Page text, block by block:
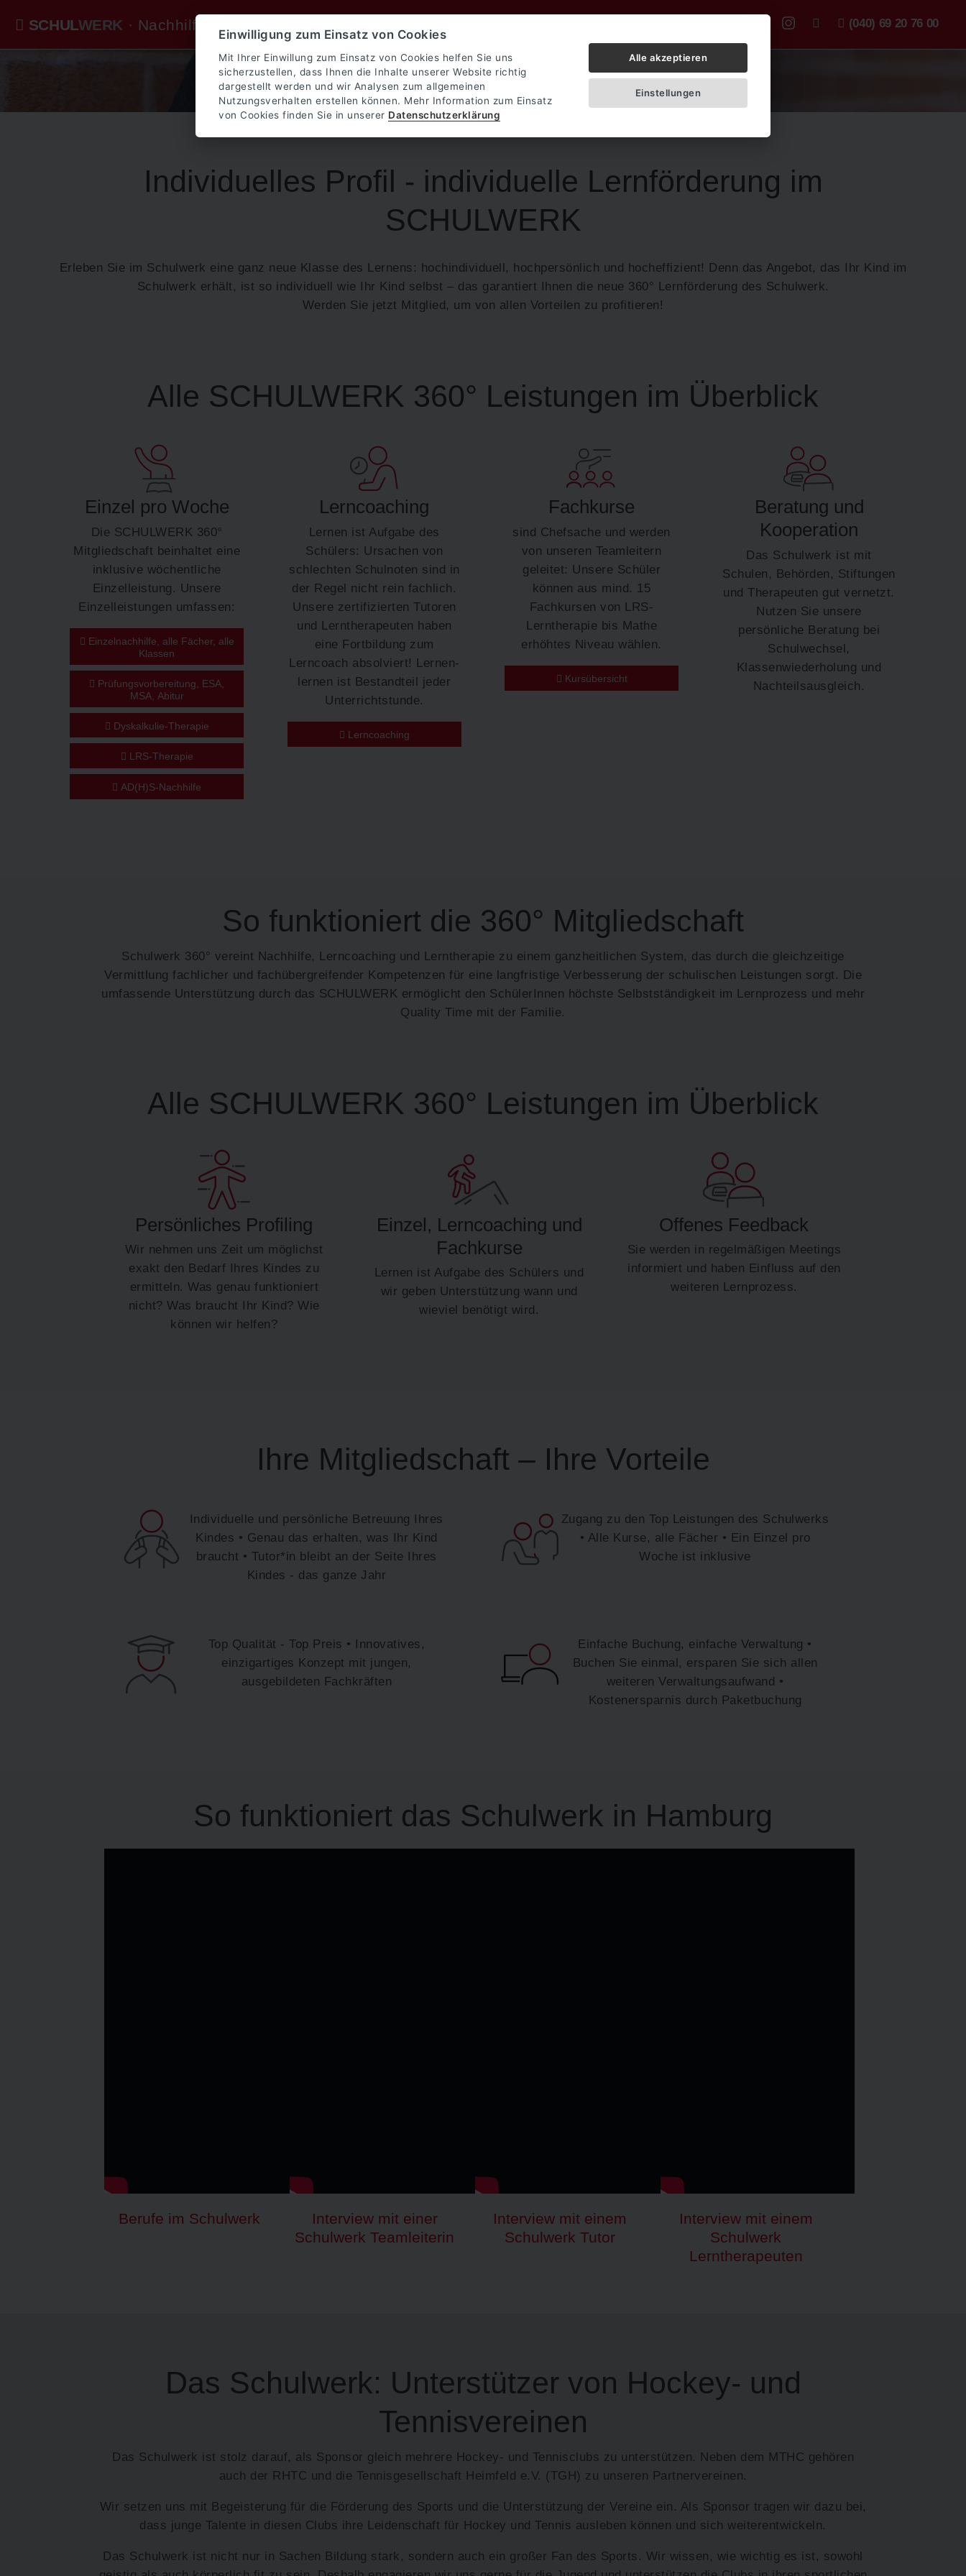
SCHULWERK · Nachhilfe · Lerncoaching · Lerntherapie (040) 69 20 76 00
Jetzt kostenfreies Profiling anfragen
Individuelles Profil - individuelle Lernförderung im
SCHULWERK
Erleben Sie im Schulwerk eine ganz neue Klasse des Lernens: hochindividuell, hochpersönlich und hocheffizient! Denn das Angebot, das Ihr Kind im
Schulwerk erhält, ist so individuell wie Ihr Kind selbst – das garantiert Ihnen die neue 360° Lernförderung des Schulwerk.
Werden Sie jetzt Mitglied, um von allen Vorteilen zu profitieren!
Alle SCHULWERK 360° Leistungen im Überblick
Einzel pro Woche
Die SCHULWERK 360°
Mitgliedschaft beinhaltet eine
inklusive wöchentliche
Einzelleistung. Unsere
Einzelleistungen umfassen:
Einzelnachhilfe, alle Fächer, alle
Klassen
Prüfungsvorbereitung, ESA,
MSA, Abitur
Dyskalkulie-Therapie
LRS-Therapie
AD(H)S-Nachhilfe
Lerncoaching
Lernen ist Aufgabe des
Schülers: Ursachen von
schlechten Schulnoten sind in
der Regel nicht rein fachlich.
Unsere zertifizierten Tutoren
und Lerntherapeuten haben
eine Fortbildung zum
Lerncoach absolviert! Lernen-
lernen ist Bestandteil jeder
Unterrichtstunde.
Lerncoaching
Fachkurse
sind Chefsache und werden
von unseren Teamleitern
geleitet: Unsere Schüler
können aus mind. 15
Fachkursen von LRS-
Lerntherapie bis Mathe
erhöhtes Niveau wählen.
Kursübersicht
Beratung und
Kooperation
Das Schulwerk ist mit
Schulen, Behörden, Stiftungen
und Therapeuten gut vernetzt.
Nutzen Sie unsere
persönliche Beratung bei
Schulwechsel,
Klassenwiederholung und
Nachteilsausgleich.
So funktioniert die 360° Mitgliedschaft
Schulwerk 360° vereint Nachhilfe, Lerncoaching und Lerntherapie zu einem ganzheitlichen System, das durch die gleichzeitige
Vermittlung fachlicher und fachübergreifender Kompetenzen für eine langfristige Verbesserung der schulischen Leistungen sorgt. Die
umfassende Unterstützung durch das SCHULWERK ermöglicht den SchülerInnen höchste Selbstständigkeit im Lernprozess und mehr
Quality Time mit der Familie.
Alle SCHULWERK 360° Leistungen im Überblick
Persönliches Profiling
Wir nehmen uns Zeit um möglichst
exakt den Bedarf Ihres Kindes zu
ermitteln. Was genau funktioniert
nicht? Was braucht Ihr Kind? Wie
können wir helfen?
Einzel, Lerncoaching und
Fachkurse
Lernen ist Aufgabe des Schülers und
wir geben Unterstützung wann und
wieviel benötigt wird.
Offenes Feedback
Sie werden in regelmäßigen Meetings
informiert und haben Einfluss auf den
weiteren Lernprozess.
Ihre Mitgliedschaft – Ihre Vorteile
Individuelle und persönliche Betreuung Ihres
Kindes • Genau das erhalten, was Ihr Kind
braucht • Tutor*in bleibt an der Seite Ihres
Kindes - das ganze Jahr
Zugang zu den Top Leistungen des Schulwerks
• Alle Kurse, alle Fächer • Ein Einzel pro
Woche ist inklusive
Top Qualität - Top Preis • Innovatives,
einzigartiges Konzept mit jungen,
ausgebildeten Fachkräften
Einfache Buchung, einfache Verwaltung •
Buchen Sie einmal, ersparen Sie sich allen
weiteren Verwaltungsaufwand •
Kostenersparnis durch Paketbuchung
So funktioniert das Schulwerk in Hamburg
Berufe im Schulwerk
Interview mit einer
Schulwerk Teamleiterin
Interview mit einem
Schulwerk Tutor
Interview mit einem
Schulwerk
Lerntherapeuten
Das Schulwerk: Unterstützer von Hockey- und
Tennisvereinen
Das Schulwerk ist stolz darauf, als Sponsor gleich mehrere Hockey- und Tennisclubs zu unterstützen. Neben dem MTHC gehören
auch der RHTC und die Tennisgesellschaft Heimfeld e.V. (TGH) zu unseren Partnervereinen.
Wir setzen uns mit Begeisterung für die Förderung des Sports und die Unterstützung der Vereine ein. Als Sponsor tragen wir dazu bei,
dass junge Talente in diesen Clubs ihre Leidenschaft für Hockey und Tennis ausleben können und sich weiterentwickeln.
Das Schulwerk ist nicht nur in Sachen Bildung stark, sondern auch ein großer Fan des Sports. Wir wissen, wie wichtig es ist, sowohl
Einwilligung zum Einsatz von Cookies
Mit Ihrer Einwillung zum Einsatz von Cookies helfen Sie uns
sicherzustellen, dass Ihnen die Inhalte unserer Website richtig
dargestellt werden und wir Analysen zum allgemeinen
Nutzungsverhalten erstellen können. Mehr Information zum Einsatz
von Cookies finden Sie in unserer Datenschutzerklärung
Alle akzeptieren
Einstellungen